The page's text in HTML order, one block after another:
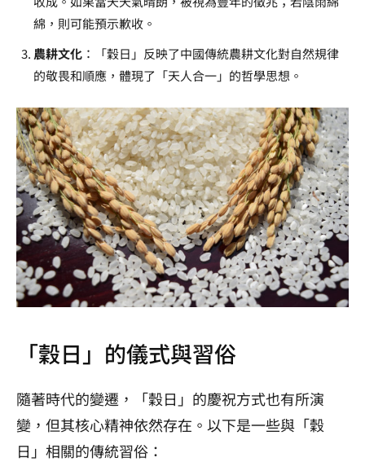
綿，則可能預示歉收。
農耕文化 ：「穀日」反映了中國傳統農耕文化對自然規律
的敬畏和順應，體現了「天人合一」的哲學思想。
「穀日」的儀式與習俗
隨著時代的變遷，「穀日」的慶祝方式也有所演
變，但其核心精神依然存在。以下是一些與「穀
日」相關的傳統習俗：